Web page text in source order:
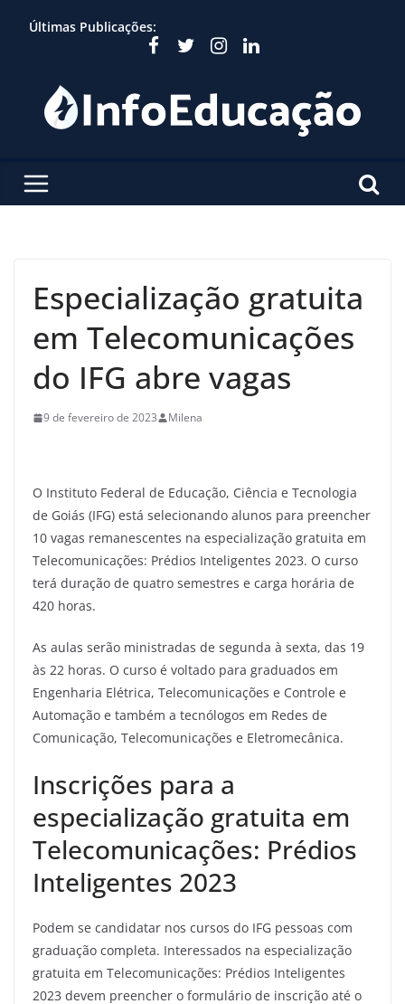
Últimas Publicações:
Especialização gratuita
em Telecomunicações
do IFG abre vagas
9 de fevereiro de 2023 Milena
O Instituto Federal de Educação, Ciência e Tecnologia
de Goiás (IFG) está selecionando alunos para preencher
10 vagas remanescentes na especialização gratuita em
Telecomunicações: Prédios Inteligentes 2023. O curso
terá duração de quatro semestres e carga horária de
420 horas.
As aulas serão ministradas de segunda à sexta, das 19
às 22 horas. O curso é voltado para graduados em
Engenharia Elétrica, Telecomunicações e Controle e
Automação e também a tecnólogos em Redes de
Comunicação, Telecomunicações e Eletromecânica.
Inscrições para a
especialização gratuita em
Telecomunicações: Prédios
Inteligentes 2023
Podem se candidatar nos cursos do IFG pessoas com
graduação completa. Interessados na especialização
gratuita em Telecomunicações: Prédios Inteligentes
2023 devem preencher o formulário de inscrição até o